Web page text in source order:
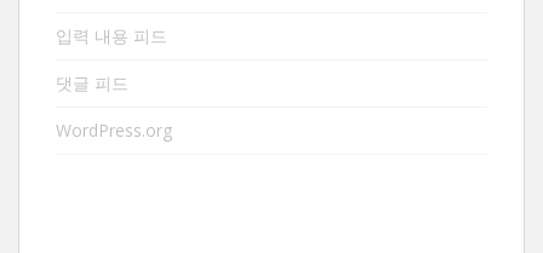
입력 내용 피드
댓글 피드
WordPress.org